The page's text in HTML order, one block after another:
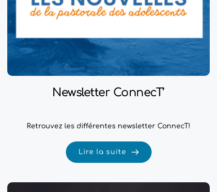
Newsletter ConnecT’
Retrouvez les différentes newsletter ConnecT!
Lire la suite